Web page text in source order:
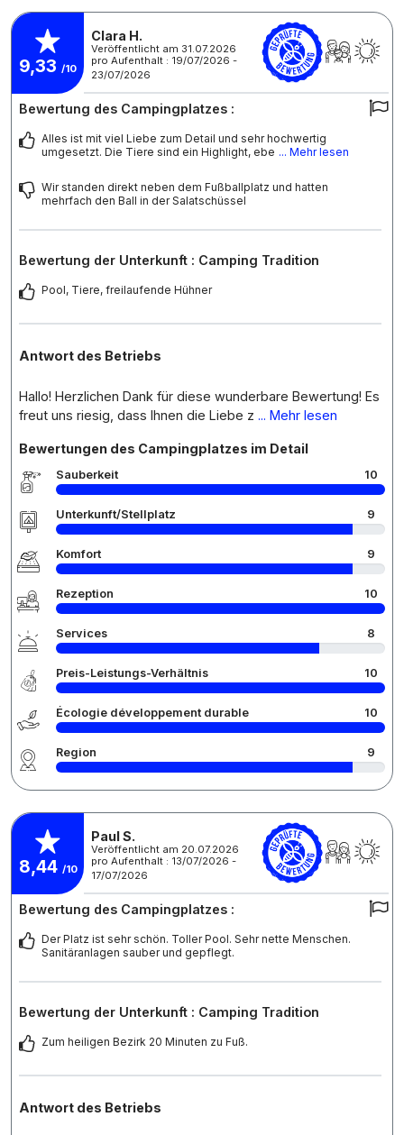
9,33 /10
Clara H.
Veröffentlicht am 31.07.2026
pro Aufenthalt : 19/07/2026 -
23/07/2026
Bewertung des Campingplatzes :
Alles ist mit viel Liebe zum Detail und sehr hochwertig
umgesetzt. Die Tiere sind ein Highlight, ebe ... Mehr lesen
Wir standen direkt neben dem Fußballplatz und hatten
mehrfach den Ball in der Salatschüssel
Bewertung der Unterkunft : Camping Tradition
Pool, Tiere, freilaufende Hühner
Antwort des Betriebs
Hallo! Herzlichen Dank für diese wunderbare Bewertung! Es
freut uns riesig, dass Ihnen die Liebe z ... Mehr lesen
Bewertungen des Campingplatzes im Detail
Sauberkeit 10
Unterkunft/Stellplatz 9
Komfort 9
Rezeption 10
Services 8
Preis-Leistungs-Verhältnis 10
Écologie développement durable 10
Region 9
8,44 /10
Paul S.
Veröffentlicht am 20.07.2026
pro Aufenthalt : 13/07/2026 -
17/07/2026
Bewertung des Campingplatzes :
Der Platz ist sehr schön. Toller Pool. Sehr nette Menschen.
Sanitäranlagen sauber und gepflegt.
Bewertung der Unterkunft : Camping Tradition
Zum heiligen Bezirk 20 Minuten zu Fuß.
Antwort des Betriebs